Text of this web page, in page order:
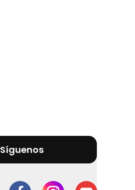
Síguenos